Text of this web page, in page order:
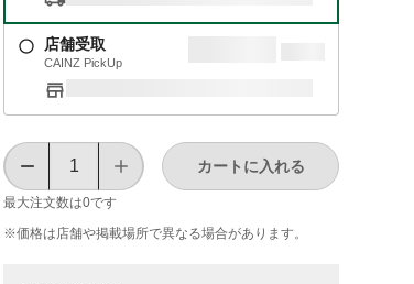
店舗受取
CAINZ PickUp
最大注文数は0です
カートに入れる
※価格は​店舗や​掲載場所で​異なる​場合が​あります。